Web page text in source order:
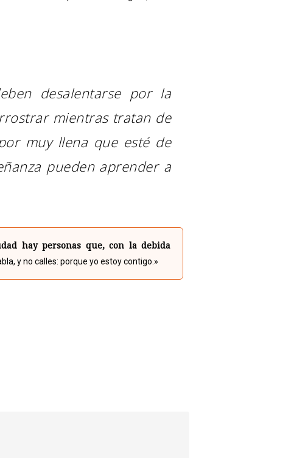
desalentarse por la
mientras tratan de
muy llena que esté de
pueden aprender a
hay personas que, con la debida
y no calles: porque yo estoy contigo.»